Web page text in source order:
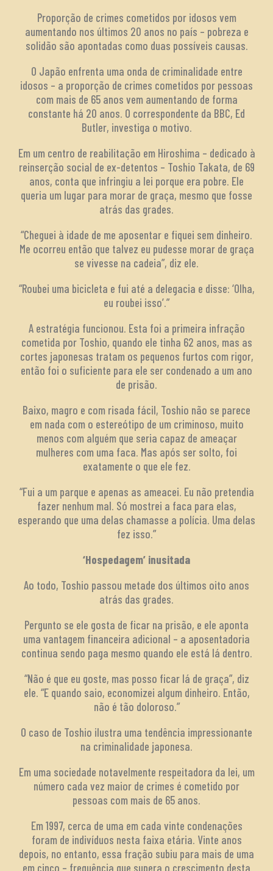
Proporção de crimes cometidos por idosos vem
aumentando nos últimos 20 anos no país – pobreza e
solidão são apontadas como duas possíveis causas.
O Japão enfrenta uma onda de criminalidade entre
idosos – a proporção de crimes cometidos por pessoas
com mais de 65 anos vem aumentando de forma
constante há 20 anos. O correspondente da BBC, Ed
Butler, investiga o motivo.
Em um centro de reabilitação em Hiroshima – dedicado à
reinserção social de ex-detentos – Toshio Takata, de 69
anos, conta que infringiu a lei porque era pobre. Ele
queria um lugar para morar de graça, mesmo que fosse
atrás das grades.
“Cheguei à idade de me aposentar e fiquei sem dinheiro.
Me ocorreu então que talvez eu pudesse morar de graça
se vivesse na cadeia”, diz ele.
“Roubei uma bicicleta e fui até a delegacia e disse: ‘Olha,
eu roubei isso’.”
A estratégia funcionou. Esta foi a primeira infração
cometida por Toshio, quando ele tinha 62 anos, mas as
cortes japonesas tratam os pequenos furtos com rigor,
então foi o suficiente para ele ser condenado a um ano
de prisão.
Baixo, magro e com risada fácil, Toshio não se parece
em nada com o estereótipo de um criminoso, muito
menos com alguém que seria capaz de ameaçar
mulheres com uma faca. Mas após ser solto, foi
exatamente o que ele fez.
“Fui a um parque e apenas as ameacei. Eu não pretendia
fazer nenhum mal. Só mostrei a faca para elas,
esperando que uma delas chamasse a polícia. Uma delas
fez isso.”
‘Hospedagem’ inusitada
Ao todo, Toshio passou metade dos últimos oito anos
atrás das grades.
Pergunto se ele gosta de ficar na prisão, e ele aponta
uma vantagem financeira adicional – a aposentadoria
continua sendo paga mesmo quando ele está lá dentro.
“Não é que eu goste, mas posso ficar lá de graça”, diz
ele. “E quando saio, economizei algum dinheiro. Então,
não é tão doloroso.”
O caso de Toshio ilustra uma tendência impressionante
na criminalidade japonesa.
Em uma sociedade notavelmente respeitadora da lei, um
número cada vez maior de crimes é cometido por
pessoas com mais de 65 anos.
Em 1997, cerca de uma em cada vinte condenações
foram de indivíduos nesta faixa etária. Vinte anos
depois, no entanto, essa fração subiu para mais de uma
em cinco – frequência que supera o crescimento desta